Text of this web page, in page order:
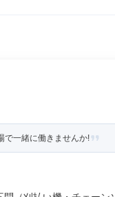
で一緒に働きませんか!